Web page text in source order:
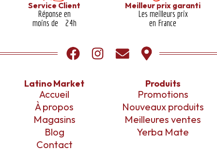
Service Client
Réponse en
moins de 24h
Meilleur prix garanti​
Les meilleurs prix
en France
Latino Market
Accueil
À propos
Magasins
Blog
Contact
Produits
Promotions
Nouveaux produits
Meilleures ventes
Yerba Mate